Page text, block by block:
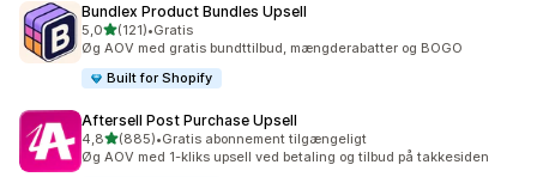
Bundlex Product Bundles Upsell
5,0ud af 5 stjerner
(121)
121 anmeldelser i alt
•Gratis
Øg AOV med gratis bundttilbud, mængderabatter og BOGO
Built for Shopify
Aftersell Post Purchase Upsell
4,8ud af 5 stjerner
(885)
885 anmeldelser i alt
•Gratis abonnement tilgængeligt
Øg AOV med 1-kliks upsell ved betaling og tilbud på takkesiden